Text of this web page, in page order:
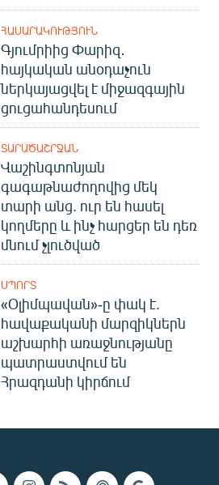
ՀԱՍԱՐԱԿՈՒԹՅՈՒՆ
Գյումրիից Փարիզ․
հայկական անօդաչուն
ներկայացվել է միջազգային
ցուցահանդեսում
ՏԱՐԱԾԱՇՐՋԱՆ
Վաշինգտոնյան
գագաթնաժողովից մեկ
տարի անց. ուր են հասել
կողմերը և ինչ հարցեր են դեռ
մնում չլուծված
ՍՊՈՐՏ
«Օլիմպավան»-ը փակ է.
հավաքականի մարզիկներն
աշխարհի առաջնությանը
պատրաստվում են
Հրազդանի կիրճում